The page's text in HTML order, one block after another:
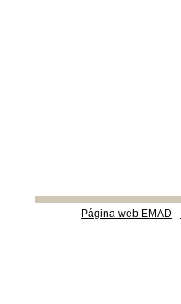
Página web EMAD